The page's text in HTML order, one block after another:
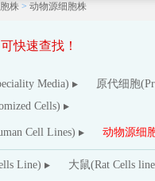
株 > 动物源细胞株
快速查找！
Media) 原代细胞
Cells)
Cell Lines) 动物源细
Line) 大鼠(Rat Cells